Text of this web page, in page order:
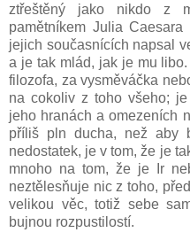
ztřeštěný jako nikdo z
pamětníkem Julia
jejich současnících napsal
a je tak mlád, jak je mu
filozofa, za vysměváčka
na cokoliv z toho všeho;
jeho hranách a omezeních
příliš pln ducha, než aby
nedostatek, je v tom, že je
mnoho na tom, že je Ir
neztělesňuje nic z toho,
velikou věc, totiž sebe
bujnou rozpustilostí.